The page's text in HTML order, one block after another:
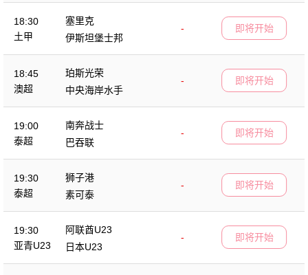
18:30
土甲
塞里克
-
伊斯坦堡士邦
即将开始
18:45
澳超
珀斯光荣
-
中央海岸水手
即将开始
19:00
泰超
南奔战士
-
巴吞联
即将开始
19:30
泰超
狮子港
-
素可泰
即将开始
19:30
亚青U23
阿联酋U23
-
日本U23
即将开始